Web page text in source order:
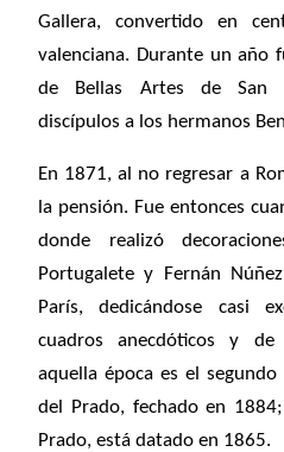
Gallera, convertido en
valenciana. Durante un año
de Bellas Artes de San
discípulos a los hermanos
En 1871, al no regresar a
la pensión. Fue entonces
donde realizó
Portugalete y Fernán
París, dedicándose casi
cuadros anecdóticos y de
aquella época es el
del Prado, fechado en
Prado, está datado en 1865.